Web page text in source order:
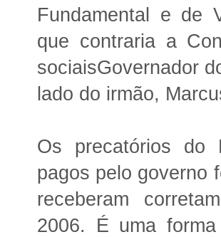
Fundamental e de
que contraria a
sociaisGovernador
lado do irmão,
Os precatórios do
pagos pelo governo
receberam
2006. É uma